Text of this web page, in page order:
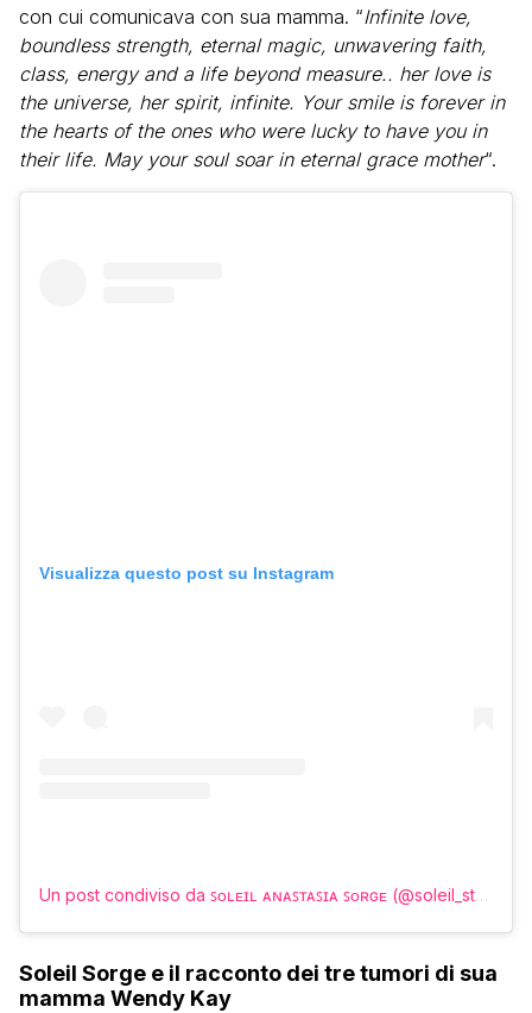
con cui comunicava con sua mamma. “Infinite love,
boundless strength, eternal magic, unwavering faith,
class, energy and a life beyond measure.. her love is
the universe, her spirit, infinite. Your smile is forever in
the hearts of the ones who were lucky to have you in
their life. May your soul soar in eternal grace mother“.
Visualizza questo post su Instagram
Un post condiviso da ꜱᴏʟᴇɪʟ ᴀɴᴀꜱᴛᴀꜱɪᴀ ꜱᴏʀɢᴇ (@soleil_stasi)
Soleil Sorge e il racconto dei tre tumori di sua
mamma Wendy Kay